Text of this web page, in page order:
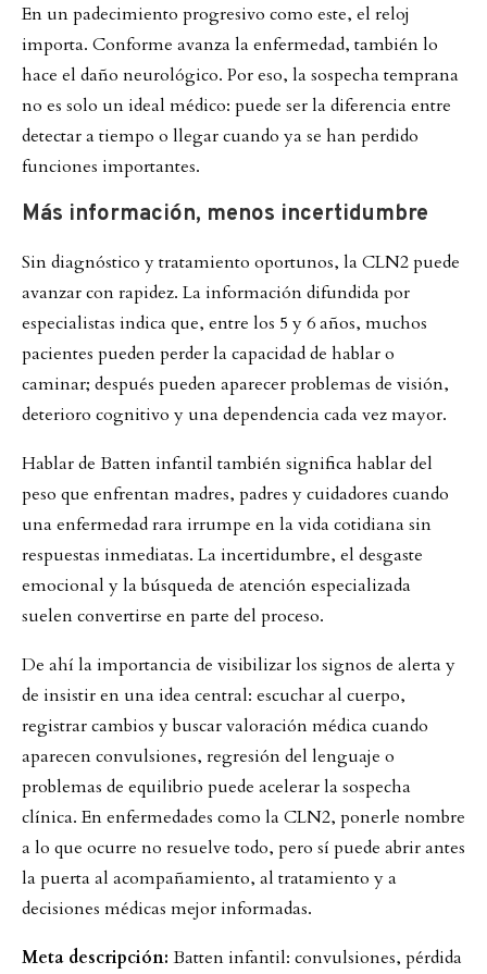
En un padecimiento progresivo como este, el reloj
importa. Conforme avanza la enfermedad, también lo
hace el daño neurológico. Por eso, la sospecha temprana
no es solo un ideal médico: puede ser la diferencia entre
detectar a tiempo o llegar cuando ya se han perdido
funciones importantes.
Más información, menos incertidumbre
Sin diagnóstico y tratamiento oportunos, la CLN2 puede
avanzar con rapidez. La información difundida por
especialistas indica que, entre los 5 y 6 años, muchos
pacientes pueden perder la capacidad de hablar o
caminar; después pueden aparecer problemas de visión,
deterioro cognitivo y una dependencia cada vez mayor.
Hablar de Batten infantil también significa hablar del
peso que enfrentan madres, padres y cuidadores cuando
una enfermedad rara irrumpe en la vida cotidiana sin
respuestas inmediatas. La incertidumbre, el desgaste
emocional y la búsqueda de atención especializada
suelen convertirse en parte del proceso.
De ahí la importancia de visibilizar los signos de alerta y
de insistir en una idea central: escuchar al cuerpo,
registrar cambios y buscar valoración médica cuando
aparecen convulsiones, regresión del lenguaje o
problemas de equilibrio puede acelerar la sospecha
clínica. En enfermedades como la CLN2, ponerle nombre
a lo que ocurre no resuelve todo, pero sí puede abrir antes
la puerta al acompañamiento, al tratamiento y a
decisiones médicas mejor informadas.
Meta descripción: Batten infantil: convulsiones, pérdida